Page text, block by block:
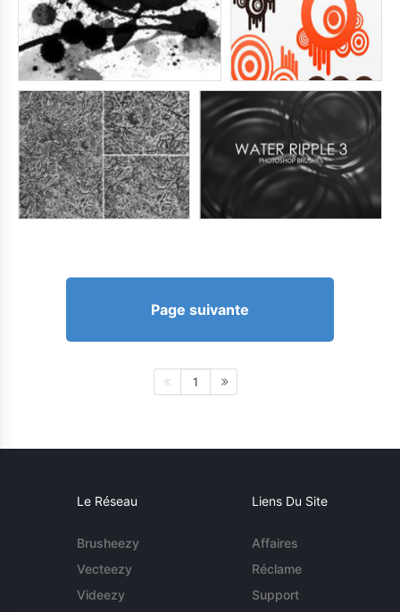
Page suivante
1
Le Réseau
Brusheezy
Vecteezy
Videezy
Liens Du Site
Affaires
Réclame
Support